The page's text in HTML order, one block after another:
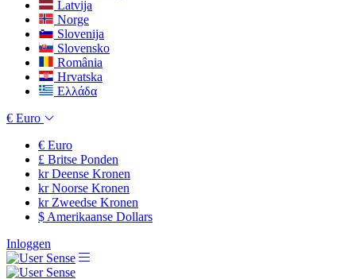
Latvija
Norge
Slovenija
Slovensko
România
Hrvatska
Ελλάδα
€ Euro
€ Euro
£ Britse Ponden
krDeense Kronen
krNoorse Kronen
krZweedse Kronen
$ Amerikaanse Dollars
Inloggen